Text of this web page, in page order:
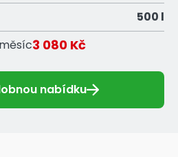
500 l
3 080 Kč
nabídku